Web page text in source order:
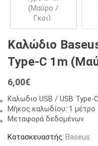
Καλώδιο
Type-C 1m
6,00€
Καλωδιο USB / USB Type-C
Μήκος καλωδίου: 1 μέτρο
Μεταφορά δεδομένων
Κατασκευαστής: Baseus